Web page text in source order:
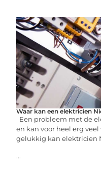
Waar kan een elektricien
Een probleem met de
en kan voor heel erg
gelukkig kan elektricien
...